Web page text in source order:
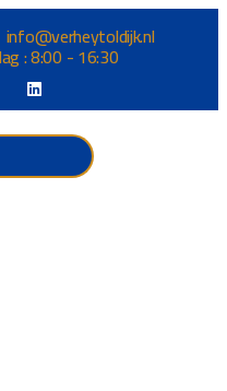
info@verheytoldijk.nl
: 8:00 - 16:30